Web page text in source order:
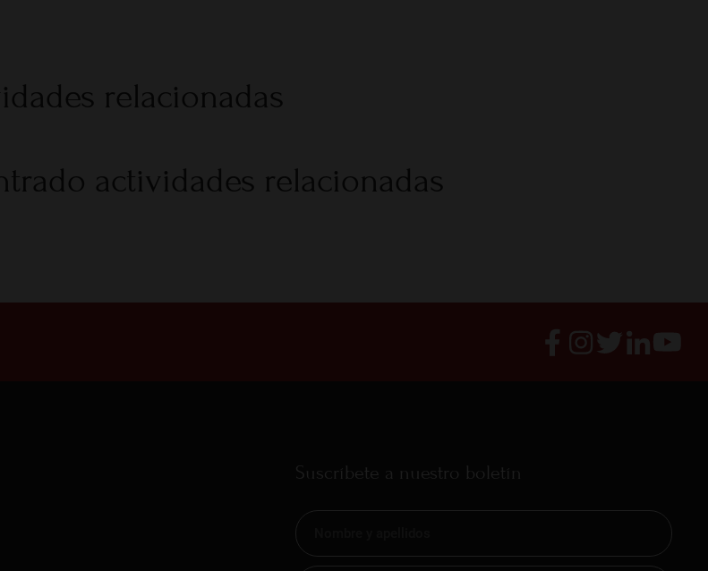
relacionadas
actividades relacionadas
Suscríbete a nuestro boletín